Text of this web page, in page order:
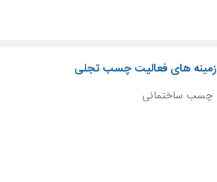
زمینه های فعالیت چسب تجلی
چسب ساختمانی